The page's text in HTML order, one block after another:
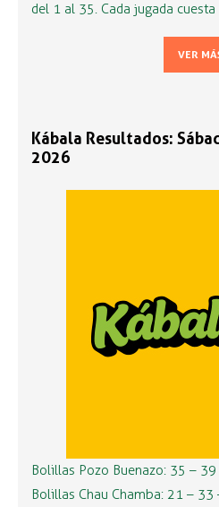
del 1 al 35. Cada jugada
VER
Kábala Resultados:
2026
Bolillas Pozo Buenazo: 35 –
Bolillas Chau Chamba: 21 –